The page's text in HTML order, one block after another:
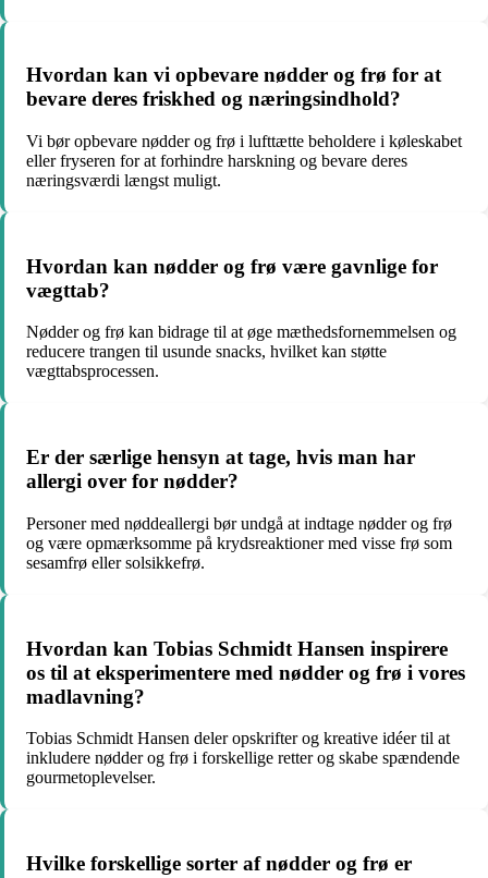
Hvordan kan vi opbevare nødder og frø for at
bevare deres friskhed og næringsindhold?
Vi bør opbevare nødder og frø i lufttætte beholdere i køleskabet
eller fryseren for at forhindre harskning og bevare deres
næringsværdi længst muligt.
Hvordan kan nødder og frø være gavnlige for
vægttab?
Nødder og frø kan bidrage til at øge mæthedsfornemmelsen og
reducere trangen til usunde snacks, hvilket kan støtte
vægttabsprocessen.
Er der særlige hensyn at tage, hvis man har
allergi over for nødder?
Personer med nøddeallergi bør undgå at indtage nødder og frø
og være opmærksomme på krydsreaktioner med visse frø som
sesamfrø eller solsikkefrø.
Hvordan kan Tobias Schmidt Hansen inspirere
os til at eksperimentere med nødder og frø i vores
madlavning?
Tobias Schmidt Hansen deler opskrifter og kreative idéer til at
inkludere nødder og frø i forskellige retter og skabe spændende
gourmetoplevelser.
Hvilke forskellige sorter af nødder og frø er